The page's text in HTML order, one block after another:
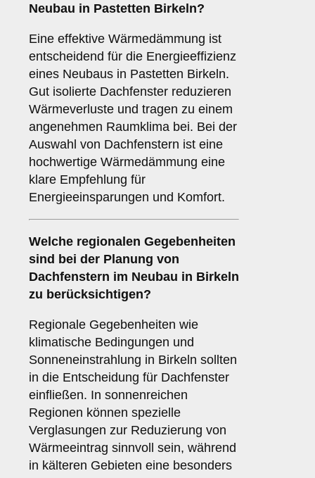
Neubau in Pastetten Birkeln?
Eine effektive Wärmedämmung ist
entscheidend für die Energieeffizienz
eines Neubaus in Pastetten Birkeln.
Gut isolierte Dachfenster reduzieren
Wärmeverluste und tragen zu einem
angenehmen Raumklima bei. Bei der
Auswahl von Dachfenstern ist eine
hochwertige Wärmedämmung eine
klare Empfehlung für
Energieeinsparungen und Komfort.
Welche regionalen Gegebenheiten
sind bei der Planung von
Dachfenstern im Neubau in Birkeln
zu berücksichtigen?
Regionale Gegebenheiten wie
klimatische Bedingungen und
Sonneneinstrahlung in Birkeln sollten
in die Entscheidung für Dachfenster
einfließen. In sonnenreichen
Regionen können spezielle
Verglasungen zur Reduzierung von
Wärmeeintrag sinnvoll sein, während
in kälteren Gebieten eine besonders